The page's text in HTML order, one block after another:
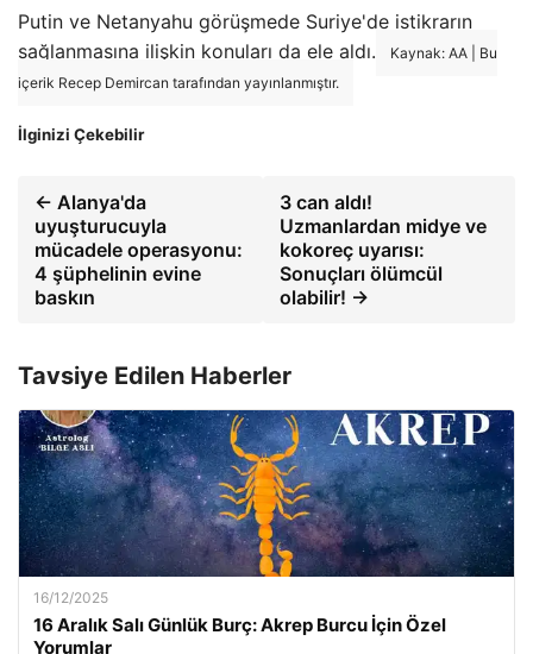
Putin ve Netanyahu görüşmede Suriye'de istikrarın
sağlanmasına ilişkin konuları da ele aldı.
Kaynak: AA | Bu
içerik Recep Demircan tarafından yayınlanmıştır.
İlginizi Çekebilir
← Alanya'da
uyuşturucuyla
mücadele operasyonu:
4 şüphelinin evine
baskın
3 can aldı!
Uzmanlardan midye ve
kokoreç uyarısı:
Sonuçları ölümcül
olabilir! →
Tavsiye Edilen Haberler
16/12/2025
16 Aralık Salı Günlük Burç: Akrep Burcu İçin Özel
Yorumlar